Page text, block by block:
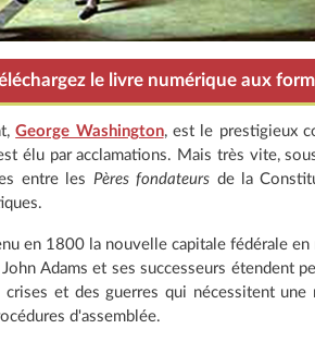
le livre numérique aux
George Washington, est le prestigieux
élu par acclamations. Mais très vite,
entre les Pères fondateurs de la
en 1800 la nouvelle capitale fédérale
Adams et ses successeurs étendent
crises et des guerres qui nécessitent
d'assemblée.